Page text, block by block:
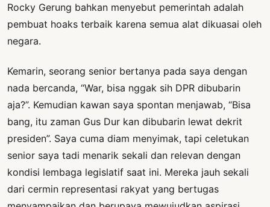
Rocky Gerung bahkan menyebut pemerintah adalah
pembuat hoaks terbaik karena semua alat dikuasai oleh
negara.
Kemarin, seorang senior bertanya pada saya dengan
nada bercanda, “War, bisa nggak sih DPR dibubarin
aja?”. Kemudian kawan saya spontan menjawab, “Bisa
bang, itu zaman Gus Dur kan dibubarin lewat dekrit
presiden”. Saya cuma diam menyimak, tapi celetukan
senior saya tadi menarik sekali dan relevan dengan
kondisi lembaga legislatif saat ini. Mereka jauh sekali
dari cermin representasi rakyat yang bertugas